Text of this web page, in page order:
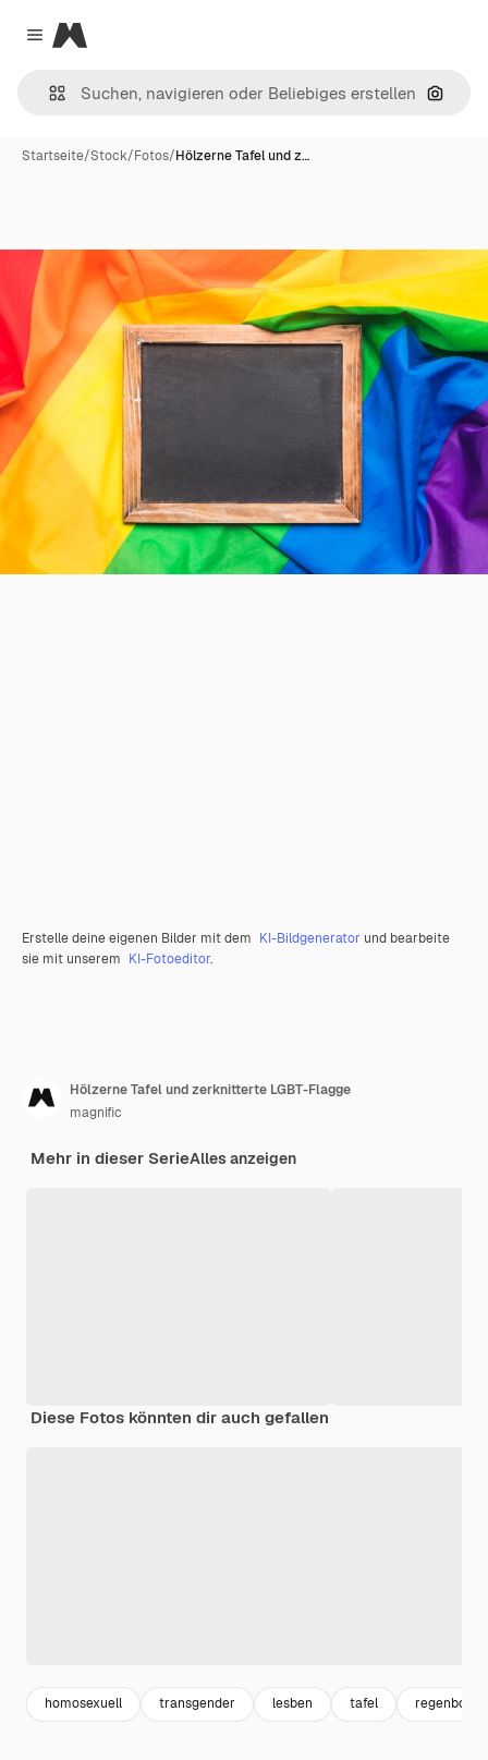
Close menu
Magnific
Nach
Startseite/Stock/Fotos/Hölzerne Tafel und z…
Erstelle deine eigenen Bilder mit dem KI-Bildgenerator und bearbeite
sie mit unserem KI-Fotoeditor.
Hölzerne Tafel und zerknitterte LGBT-Flagge
magnific
Mehr in dieser SerieAlles anzeigen
Diese Fotos könnten dir auch gefallen
homosexuell transgender lesben tafel regenbogen